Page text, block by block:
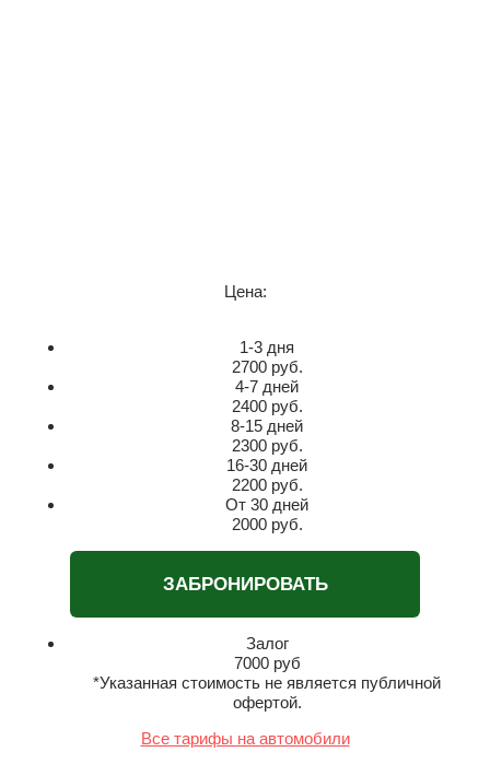
Цена:
1-3 дня
2700 руб.
4-7 дней
2400 руб.
8-15 дней
2300 руб.
16-30 дней
2200 руб.
От 30 дней
2000 руб.
ЗАБРОНИРОВАТЬ
Залог
7000 руб
*Указанная стоимость не является публичной
офертой.
Все тарифы на автомобили